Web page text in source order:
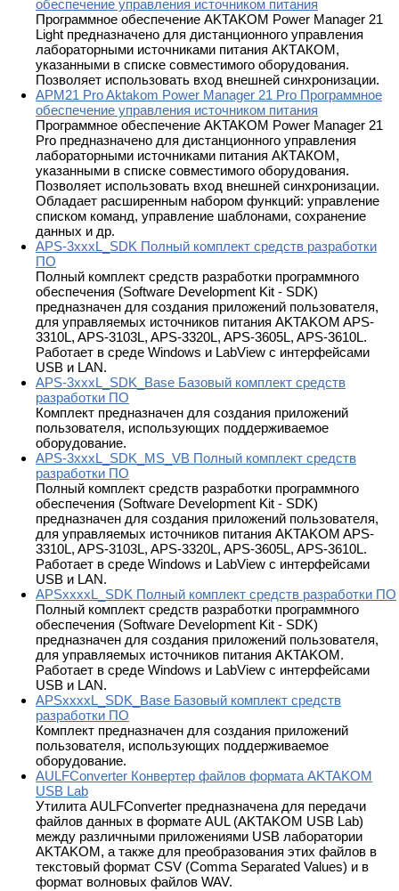
обеспечение управления источником питания
Программное обеспечение AKTAKOM Power Manager 21
Light предназначено для дистанционного управления
лабораторными источниками питания АКТАКОМ,
указанными в списке совместимого оборудования.
Позволяет использовать вход внешней синхронизации.
APM21 Pro Aktakom Power Manager 21 Pro Программное
обеспечение управления источником питания
Программное обеспечение AKTAKOM Power Manager 21
Pro предназначено для дистанционного управления
лабораторными источниками питания АКТАКОМ,
указанными в списке совместимого оборудования.
Позволяет использовать вход внешней синхронизации.
Обладает расширенным набором функций: управление
списком команд, управление шаблонами, сохранение
данных и др.
APS-3xxxL_SDK Полный комплект средств разработки
ПО
Полный комплект средств разработки программного
обеспечения (Software Development Kit - SDK)
предназначен для создания приложений пользователя,
для управляемых источников питания AKTAKOM APS-
3310L, APS-3103L, APS-3320L, APS-3605L, APS-3610L.
Работает в среде Windows и LabView с интерфейсами
USB и LAN.
APS-3xxxL_SDK_Base Базовый комплект средств
разработки ПО
Комплект предназначен для создания приложений
пользователя, использующих поддерживаемое
оборудование.
APS-3xxxL_SDK_MS_VB Полный комплект средств
разработки ПО
Полный комплект средств разработки программного
обеспечения (Software Development Kit - SDK)
предназначен для создания приложений пользователя,
для управляемых источников питания AKTAKOM APS-
3310L, APS-3103L, APS-3320L, APS-3605L, APS-3610L.
Работает в среде Windows и LabView с интерфейсами
USB и LAN.
APSxxxxL_SDK Полный комплект средств разработки ПО
Полный комплект средств разработки программного
обеспечения (Software Development Kit - SDK)
предназначен для создания приложений пользователя,
для управляемых источников питания AKTAKOM.
Работает в среде Windows и LabView с интерфейсами
USB и LAN.
APSxxxxL_SDK_Base Базовый комплект средств
разработки ПО
Комплект предназначен для создания приложений
пользователя, использующих поддерживаемое
оборудование.
AULFConverter Конвертер файлов формата AKTAKOM
USB Lab
Утилита AULFConverter предназначена для передачи
файлов данных в формате AUL (AKTAKOM USB Lab)
между различными приложениями USB лаборатории
AKTAKOM, а также для преобразования этих файлов в
текстовый формат CSV (Comma Separated Values) и в
формат волновых файлов WAV.